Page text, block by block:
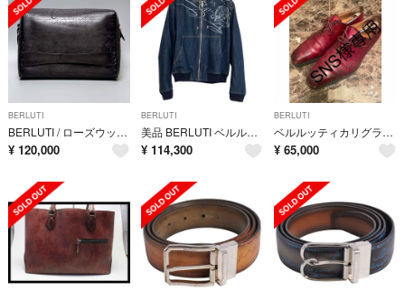
BERLUTI
BERLUTI / ローズウッド ジップポーチ クラッチバッグ グレー メンズ
¥ 120,000
BERLUTI
美品 BERLUTI ベルルッティ カリグラフィースクリットデニムパーカー R52 インディゴ メンズ 古着 中古 USED
¥ 114,300
BERLUTI
ベルルッティカリグラフィー シューズ
¥ 65,000